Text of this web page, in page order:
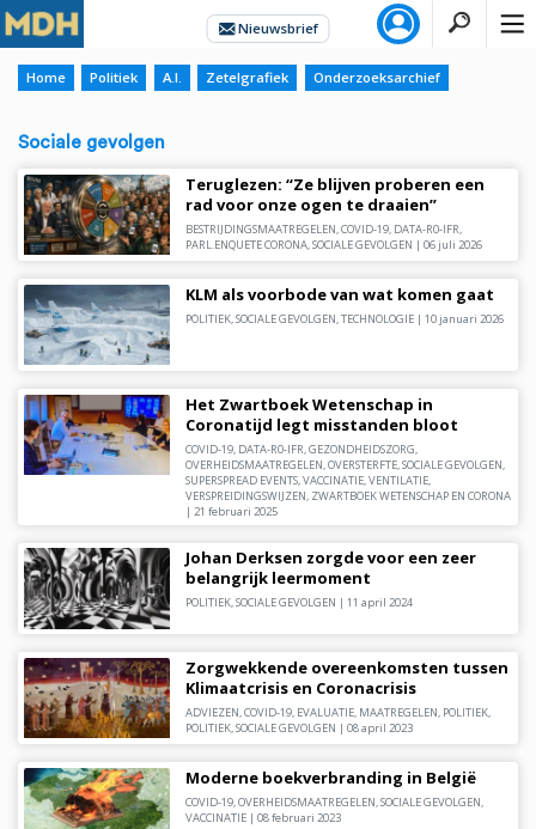
Home Politiek A.I. Zetelgrafiek Onderzoeksarchief
Sociale gevolgen
Teruglezen: “Ze blijven proberen een
rad voor onze ogen te draaien”
BESTRIJDINGSMAATREGELEN,COVID-19, DATA-R0-IFR,
PARL.ENQUETE CORONA,SOCIALE GEVOLGEN | 06 juli 2026
KLM als voorbode van wat komen gaat
POLITIEK,SOCIALE GEVOLGEN,TECHNOLOGIE| 10 januari 2026
Het Zwartboek Wetenschap in
Coronatijd legt misstanden bloot
COVID-19, DATA-R0-IFR,GEZONDHEIDSZORG,
OVERHEIDSMAATREGELEN,OVERSTERFTE,SOCIALE GEVOLGEN,
SUPERSPREAD EVENTS,VACCINATIE,VENTILATIE,
VERSPREIDINGSWIJZEN, ZWARTBOEK WETENSCHAP EN CORONA
| 21 februari 2025
Johan Derksen zorgde voor een zeer
belangrijk leermoment
POLITIEK,SOCIALE GEVOLGEN | 11 april 2024
Zorgwekkende overeenkomsten tussen
Klimaatcrisis en Coronacrisis
ADVIEZEN,COVID-19, EVALUATIE, MAATREGELEN, POLITIEK,
POLITIEK,SOCIALE GEVOLGEN | 08 april 2023
Moderne boekverbranding in België
COVID-19,OVERHEIDSMAATREGELEN,SOCIALE GEVOLGEN,
VACCINATIE| 08 februari 2023